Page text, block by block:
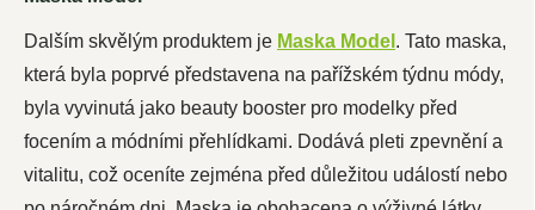
Dalším skvělým produktem je Maska Model . Tato maska,
která byla poprvé představena na pařížském týdnu módy,
byla vyvinutá jako beauty booster pro modelky před
focením a módními přehlídkami. Dodává pleti zpevnění a
vitalitu, což oceníte zejména před důležitou událostí nebo